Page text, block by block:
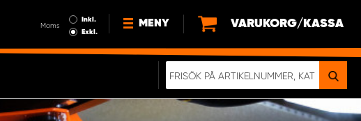
Moms
Inkl.
Exkl.
MENY
NYHETER
VARUKORG/KASSA